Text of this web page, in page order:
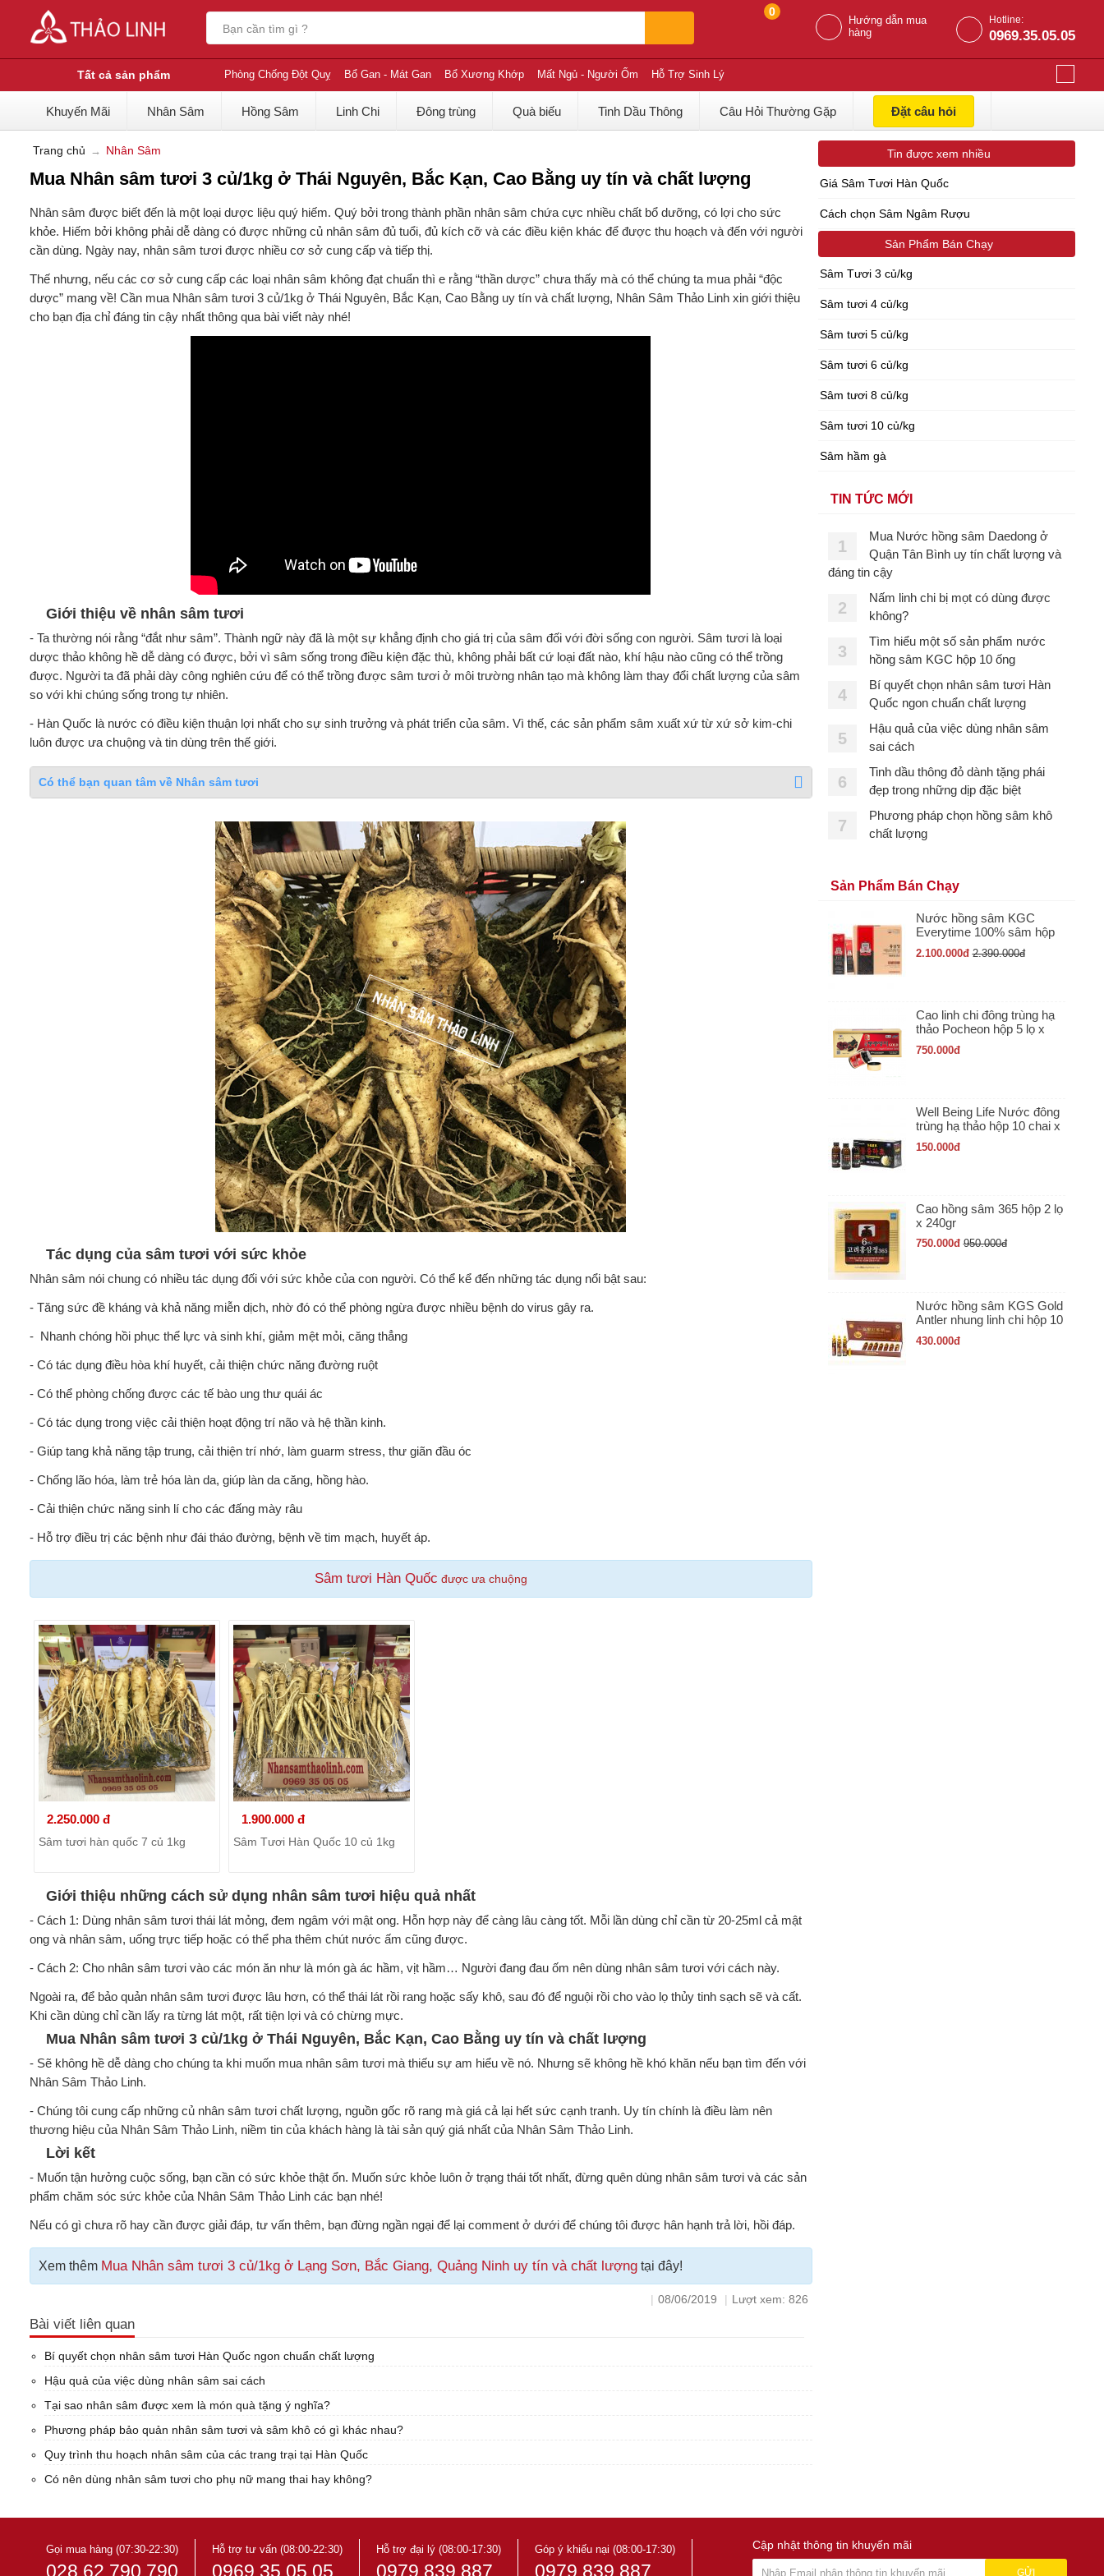
0
Hướng dẫn mua
hàng
Hotline:
0969.35.05.05
Tất cả sản phẩm Phòng Chống Đột Quỵ Bổ Gan - Mát Gan Bổ Xương Khớp Mất Ngủ - Người Ốm Hỗ Trợ Sinh Lý
Khuyến Mãi Nhân Sâm Hồng Sâm Linh Chi Đông trùng Quà biếu Tinh Dầu Thông Câu Hỏi Thường Gặp Đặt câu hỏi
Trang chủ Nhân Sâm
Mua Nhân sâm tươi 3 củ/1kg ở Thái Nguyên, Bắc Kạn, Cao Bằng uy tín và chất lượng
Nhân sâm được biết đến là một loại dược liệu quý hiếm. Quý bởi trong thành phần nhân sâm chứa cực nhiều chất bổ dưỡng, có lợi cho sức
khỏe. Hiếm bởi không phải dễ dàng có được những củ nhân sâm đủ tuổi, đủ kích cỡ và các điều kiện khác để được thu hoạch và đến với người
cần dùng. Ngày nay, nhân sâm tươi được nhiều cơ sở cung cấp và tiếp thị.
Thế nhưng, nếu các cơ sở cung cấp các loại nhân sâm không đạt chuẩn thì e rằng “thần dược” chưa thấy mà có thể chúng ta mua phải “độc
dược” mang về! Cần mua Nhân sâm tươi 3 củ/1kg ở Thái Nguyên, Bắc Kạn, Cao Bằng uy tín và chất lượng, Nhân Sâm Thảo Linh xin giới thiệu
cho bạn địa chỉ đáng tin cậy nhất thông qua bài viết này nhé!
Giới thiệu về nhân sâm tươi
- Ta thường nói rằng “đắt như sâm”. Thành ngữ này đã là một sự khẳng định cho giá trị của sâm đối với đời sống con người. Sâm tươi là loại
dược thảo không hề dễ dàng có được, bởi vì sâm sống trong điều kiện đặc thù, không phải bất cứ loại đất nào, khí hậu nào cũng có thể trồng
được. Người ta đã phải dày công nghiên cứu để có thể trồng được sâm tươi ở môi trường nhân tạo mà không làm thay đổi chất lượng của sâm
so với khi chúng sống trong tự nhiên.
- Hàn Quốc là nước có điều kiện thuận lợi nhất cho sự sinh trưởng và phát triển của sâm. Vì thế, các sản phẩm sâm xuất xứ từ xứ sở kim-chi
luôn được ưa chuộng và tin dùng trên thế giới.
Có thể bạn quan tâm về Nhân sâm tươi
Tác dụng của sâm tươi với sức khỏe
Nhân sâm nói chung có nhiều tác dụng đối với sức khỏe của con người. Có thể kể đến những tác dụng nổi bật sau:
- Tăng sức đề kháng và khả năng miễn dịch, nhờ đó có thể phòng ngừa được nhiều bệnh do virus gây ra.
- Nhanh chóng hồi phục thể lực và sinh khí, giảm mệt mỏi, căng thẳng
- Có tác dụng điều hòa khí huyết, cải thiện chức năng đường ruột
- Có thể phòng chống được các tế bào ung thư quái ác
- Có tác dụng trong việc cải thiện hoạt động trí não và hệ thần kinh.
- Giúp tang khả năng tập trung, cải thiện trí nhớ, làm guarm stress, thư giãn đầu óc
- Chống lão hóa, làm trẻ hóa làn da, giúp làn da căng, hồng hào.
- Cải thiện chức năng sinh lí cho các đấng mày râu
- Hỗ trợ điều trị các bệnh như đái tháo đường, bệnh về tim mạch, huyết áp.
Sâm tươi Hàn Quốc được ưa chuộng
2.250.000 đ
Sâm tươi hàn quốc 7 củ 1kg
1.900.000 đ
Sâm Tươi Hàn Quốc 10 củ 1kg
Giới thiệu những cách sử dụng nhân sâm tươi hiệu quả nhất
- Cách 1: Dùng nhân sâm tươi thái lát mỏng, đem ngâm với mật ong. Hỗn hợp này để càng lâu càng tốt. Mỗi lần dùng chỉ cần từ 20-25ml cả mật
ong và nhân sâm, uống trực tiếp hoặc có thể pha thêm chút nước ấm cũng được.
- Cách 2: Cho nhân sâm tươi vào các món ăn như là món gà ác hầm, vịt hầm… Người đang đau ốm nên dùng nhân sâm tươi với cách này.
Ngoài ra, để bảo quản nhân sâm tươi được lâu hơn, có thể thái lát rồi rang hoặc sấy khô, sau đó để nguội rồi cho vào lọ thủy tinh sạch sẽ và cất.
Khi cần dùng chỉ cần lấy ra từng lát một, rất tiện lợi và có chừng mực.
Mua Nhân sâm tươi 3 củ/1kg ở Thái Nguyên, Bắc Kạn, Cao Bằng uy tín và chất lượng
- Sẽ không hề dễ dàng cho chúng ta khi muốn mua nhân sâm tươi mà thiếu sự am hiểu về nó. Nhưng sẽ không hề khó khăn nếu bạn tìm đến với
Nhân Sâm Thảo Linh.
- Chúng tôi cung cấp những củ nhân sâm tươi chất lượng, nguồn gốc rõ rang mà giá cả lại hết sức cạnh tranh. Uy tín chính là điều làm nên
thương hiệu của Nhân Sâm Thảo Linh, niềm tin của khách hàng là tài sản quý giá nhất của Nhân Sâm Thảo Linh.
Lời kết
- Muốn tận hưởng cuộc sống, bạn cần có sức khỏe thật ổn. Muốn sức khỏe luôn ở trạng thái tốt nhất, đừng quên dùng nhân sâm tươi và các sản
phẩm chăm sóc sức khỏe của Nhân Sâm Thảo Linh các bạn nhé!
Nếu có gì chưa rõ hay cần được giải đáp, tư vấn thêm, bạn đừng ngần ngại để lại comment ở dưới để chúng tôi được hân hạnh trả lời, hồi đáp.
Xem thêm Mua Nhân sâm tươi 3 củ/1kg ở Lạng Sơn, Bắc Giang, Quảng Ninh uy tín và chất lượngtại đây!
| 08/06/2019 | Lượt xem: 826
Bài viết liên quan
Bí quyết chọn nhân sâm tươi Hàn Quốc ngon chuẩn chất lượng
Hậu quả của việc dùng nhân sâm sai cách
Tại sao nhân sâm được xem là món quà tặng ý nghĩa?
Phương pháp bảo quản nhân sâm tươi và sâm khô có gì khác nhau?
Quy trình thu hoạch nhân sâm của các trang trại tại Hàn Quốc
Có nên dùng nhân sâm tươi cho phụ nữ mang thai hay không?
Tin được xem nhiều
Giá Sâm Tươi Hàn Quốc
Cách chọn Sâm Ngâm Rượu
Sản Phẩm Bán Chạy
Sâm Tươi 3 củ/kg
Sâm tươi 4 củ/kg
Sâm tươi 5 củ/kg
Sâm tươi 6 củ/kg
Sâm tươi 8 củ/kg
Sâm tươi 10 củ/kg
Sâm hầm gà
TIN TỨC MỚI
1
Mua Nước hồng sâm Daedong ở
Quận Tân Bình uy tín chất lượng và
đáng tin cậy
2
Nấm linh chi bị mọt có dùng được
không?
3
Tìm hiểu một số sản phẩm nước
hồng sâm KGC hộp 10 ống
4
Bí quyết chọn nhân sâm tươi Hàn
Quốc ngon chuẩn chất lượng
5
Hậu quả của việc dùng nhân sâm
sai cách
6
Tinh dầu thông đỏ dành tặng phái
đẹp trong những dịp đặc biệt
7
Phương pháp chọn hồng sâm khô
chất lượng
Sản Phẩm Bán Chạy
Nước hồng sâm KGC
Everytime 100% sâm hộp
30 gói x 10ml
2.100.000đ 2.390.000đ
Cao linh chi đông trùng hạ
thảo Pocheon hộp 5 lọ x
50gr
750.000đ
Well Being Life Nước đông
trùng hạ thảo hộp 10 chai x
100ml
150.000đ
Cao hồng sâm 365 hộp 2 lọ
x 240gr
750.000đ 950.000đ
Nước hồng sâm KGS Gold
Antler nhung linh chi hộp 10
ống x 20ml
430.000đ
Gọi mua hàng (07:30-22:30)
028 62 790 790
Hỗ trợ tư vấn (08:00-22:30)
0969 35 05 05
Hỗ trợ đại lý (08:00-17:30)
0979 839 887
Góp ý khiếu nại (08:00-17:30)
0979 839 887
Cập nhật thông tin khuyến mãi
GỬI